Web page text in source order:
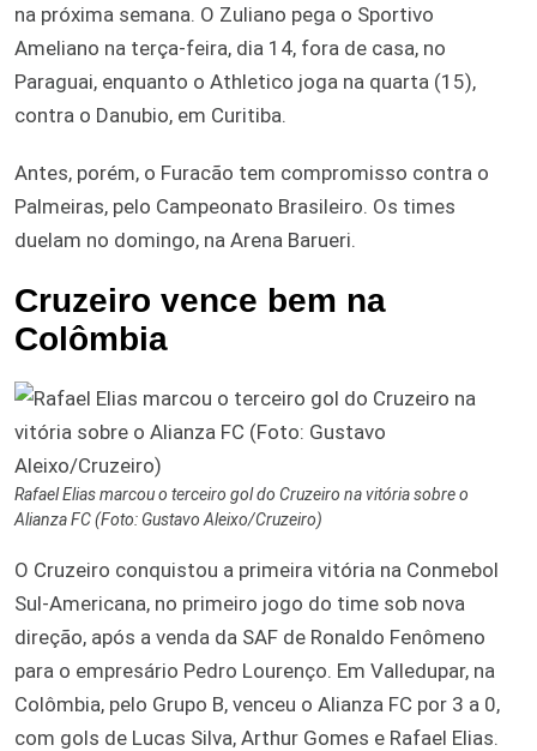
na próxima semana. O Zuliano pega o Sportivo
Ameliano na terça-feira, dia 14, fora de casa, no
Paraguai, enquanto o Athletico joga na quarta (15),
contra o Danubio, em Curitiba.
Antes, porém, o Furacão tem compromisso contra o
Palmeiras, pelo Campeonato Brasileiro. Os times
duelam no domingo, na Arena Barueri.
Cruzeiro vence bem na
Colômbia
Rafael Elias marcou o terceiro gol do Cruzeiro na vitória sobre o
Alianza FC (Foto: Gustavo Aleixo/Cruzeiro)
O Cruzeiro conquistou a primeira vitória na Conmebol
Sul-Americana, no primeiro jogo do time sob nova
direção, após a venda da SAF de Ronaldo Fenômeno
para o empresário Pedro Lourenço. Em Valledupar, na
Colômbia, pelo Grupo B, venceu o Alianza FC por 3 a 0,
com gols de Lucas Silva, Arthur Gomes e Rafael Elias.